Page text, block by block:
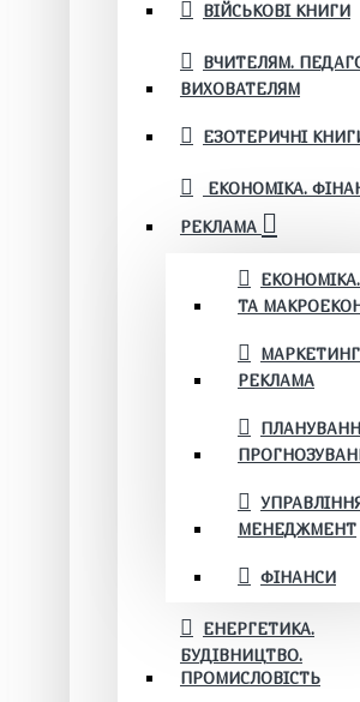
ВІЙСЬКОВІ КНИГИ
ВЧИТЕЛЯМ.
ВИХОВАТЕЛЯМ
ЕЗОТЕРИЧНІ
ЕКОНОМІКА.
РЕКЛАМА
ТА
РЕКЛАМА
МЕНЕДЖМЕНТ
ФІНАНСИ
ЕНЕРГЕТИКА.
БУДІВНИЦТВО.
ПРОМИСЛОВІСТЬ